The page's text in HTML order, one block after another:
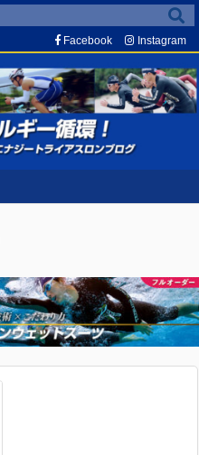
Facebook Instagram